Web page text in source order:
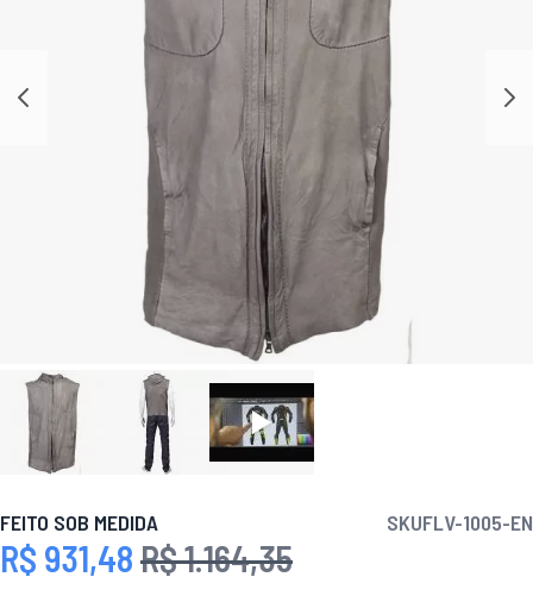
FEITO SOB MEDIDA SKUFLV-1005-EN
Preço Especial
R$ 931,48 Preço
R$ 1.164,35